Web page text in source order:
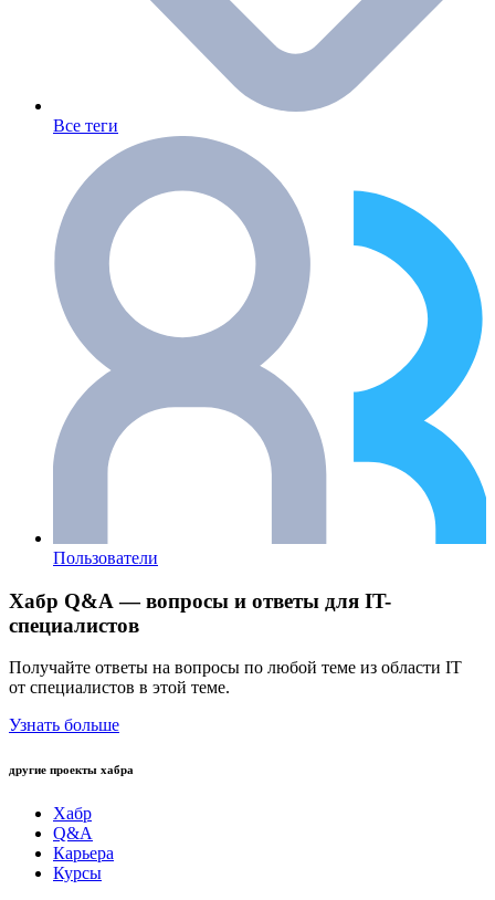
Все теги
Пользователи
Хабр Q&A — вопросы и ответы для IT-
специалистов
Получайте ответы на вопросы по любой теме из области IT
от специалистов в этой теме.
Узнать больше
другие проекты хабра
Хабр
Q&A
Карьера
Курсы